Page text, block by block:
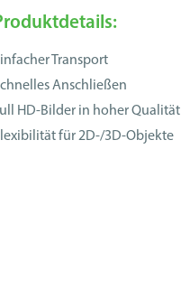
Transport
Anschließen
HD-Bilder in hoher Qualität
für 2D-/3D-Objekte